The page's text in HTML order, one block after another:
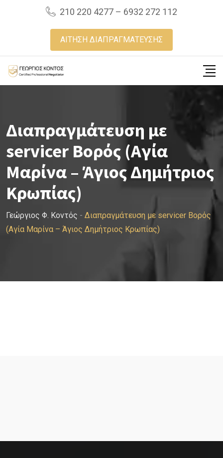
210 220 4277 – 6932 272 112
ΑΙΤΗΣΗ ΔΙΑΠΡΑΓΜΑΤΕΥΣΗΣ
Διαπραγμάτευση με
servicer Βορός (Αγία
Μαρίνα – Άγιος Δημήτριος
Κρωπίας)
Γεώργιος Φ. Κοντός - Διαπραγμάτευση με servicer Βορός
(Αγία Μαρίνα – Άγιος Δημήτριος Κρωπίας)